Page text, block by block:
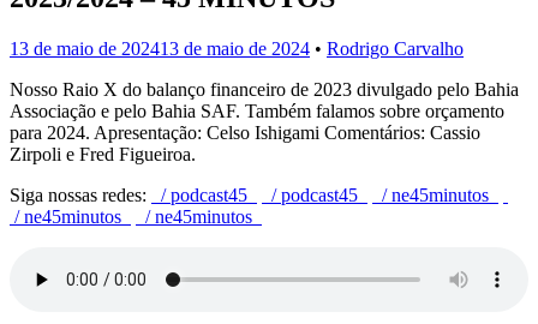
13 de maio de 202413 de maio de 2024 • Rodrigo Carvalho
Nosso Raio X do balanço financeiro de 2023 divulgado pelo Bahia
Associação e pelo Bahia SAF. Também falamos sobre orçamento
para 2024. Apresentação: Celso Ishigami Comentários: Cassio
Zirpoli e Fred Figueiroa.
Siga nossas redes:
/ podcast45 / podcast45
/ ne45minutos
/ ne45minutos
/ ne45minutos